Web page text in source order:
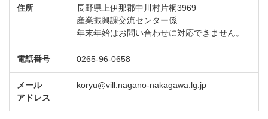
住所
長野県上伊那郡中川村片桐3969
産業振興課交流センター係
年末年始はお問い合わせに対応できません。
電話番号 0265-96-0658
メール
アドレス
koryu@vill.nagano-nakagawa.lg.jp